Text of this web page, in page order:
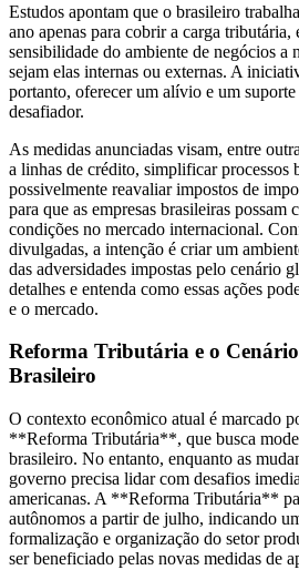
Estudos apontam que o brasileiro
ano apenas para cobrir a carga tributária,
sensibilidade do ambiente de negócios a
sejam elas internas ou externas. A
portanto, oferecer um alívio e um suporte
desafiador.
As medidas anunciadas visam, entre
a linhas de crédito, simplificar processos
possivelmente reavaliar impostos de
para que as empresas brasileiras possam
condições no mercado internacional.
divulgadas, a intenção é criar um
das adversidades impostas pelo cenário
detalhes e entenda como essas ações
e o mercado.
Reforma Tributária e o
Brasileiro
O contexto econômico atual é marcado
**Reforma Tributária**, que busca
brasileiro. No entanto, enquanto as
governo precisa lidar com desafios
americanas. A **Reforma Tributária**
autônomos a partir de julho, indicando
formalização e organização do setor
ser beneficiado pelas novas medidas de